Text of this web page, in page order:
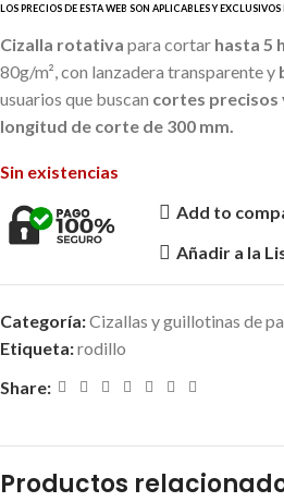
Cizalla rotativa para cortar hasta 5
80g/m², con lanzadera transparente y
usuarios que buscan cortes precisos
longitud de corte de 300 mm.
Sin existencias
Add to
Añadir a la
Categoría:Cizallas y guillotinas de
Etiqueta:rodillo
Share:
Productos